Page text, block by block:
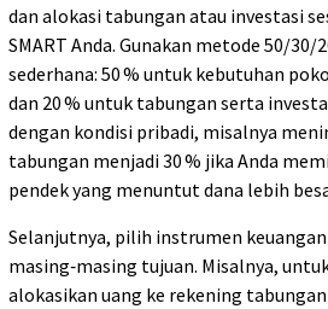
dan alokasi tabungan atau investasi
SMART Anda. Gunakan metode 50/30/
sederhana: 50 % untuk kebutuhan
dan 20 % untuk tabungan serta
dengan kondisi pribadi, misalnya
tabungan menjadi 30 % jika Anda
pendek yang menuntut dana lebih
Selanjutnya, pilih instrumen
masing‑masing tujuan. Misalnya,
alokasikan uang ke rekening